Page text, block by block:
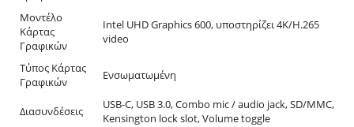
Μοντέλο
Κάρτας
Γραφικών
Intel UHD Graphics 600, υποστηρίζει 4K/H.265
video
Τύπος Κάρτας
Γραφικών
Ενσωματωμένη
Διασυνδέσεις
USB-C, USB 3.0, Combo mic / audio jack, SD/MMC,
Kensington lock slot, Volume toggle